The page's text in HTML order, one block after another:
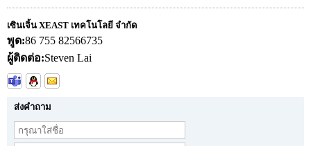
เซินเจิ้น XEAST เทคโนโลยี จำกัด
พูด:86 755 82566735
ผู้ติดต่อ:Steven Lai
ส่งคำถาม